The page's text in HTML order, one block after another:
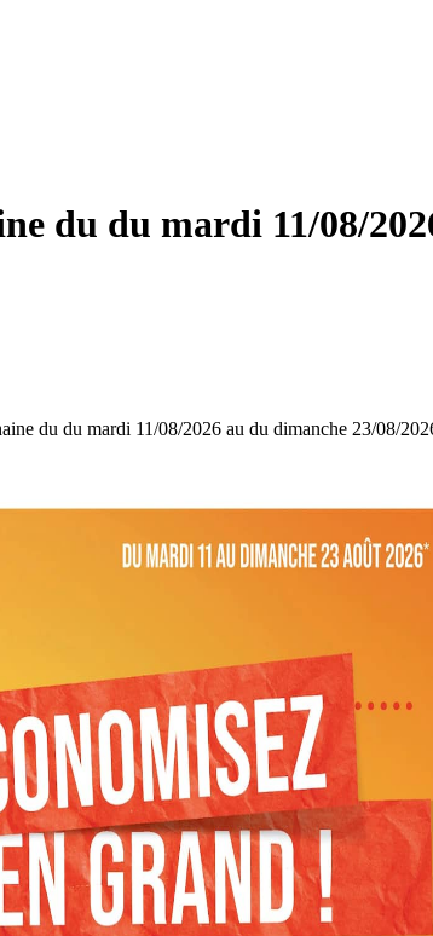
du du mardi 11/08/
du du mardi 11/08/2026 au du dimanche 23/08/